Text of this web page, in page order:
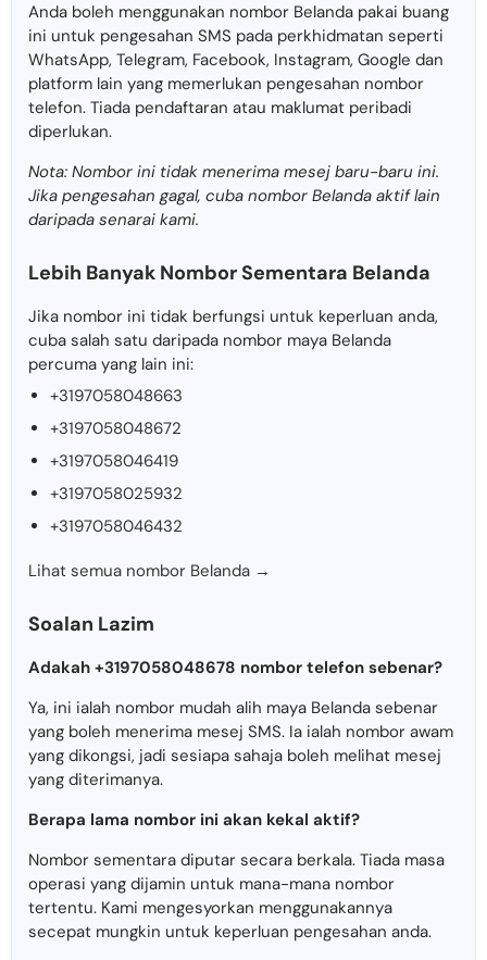
Anda boleh menggunakan nombor Belanda pakai buang
ini untuk pengesahan SMS pada perkhidmatan seperti
WhatsApp, Telegram, Facebook, Instagram, Google dan
platform lain yang memerlukan pengesahan nombor
telefon. Tiada pendaftaran atau maklumat peribadi
diperlukan.
Nota: Nombor ini tidak menerima mesej baru-baru ini.
Jika pengesahan gagal, cuba nombor Belanda aktif lain
daripada senarai kami.
Lebih Banyak Nombor Sementara Belanda
Jika nombor ini tidak berfungsi untuk keperluan anda,
cuba salah satu daripada nombor maya Belanda
percuma yang lain ini:
+3197058048663
+3197058048672
+3197058046419
+3197058025932
+3197058046432
Lihat semua nombor Belanda →
Soalan Lazim
Adakah +3197058048678 nombor telefon sebenar?
Ya, ini ialah nombor mudah alih maya Belanda sebenar
yang boleh menerima mesej SMS. Ia ialah nombor awam
yang dikongsi, jadi sesiapa sahaja boleh melihat mesej
yang diterimanya.
Berapa lama nombor ini akan kekal aktif?
Nombor sementara diputar secara berkala. Tiada masa
operasi yang dijamin untuk mana-mana nombor
tertentu. Kami mengesyorkan menggunakannya
secepat mungkin untuk keperluan pengesahan anda.